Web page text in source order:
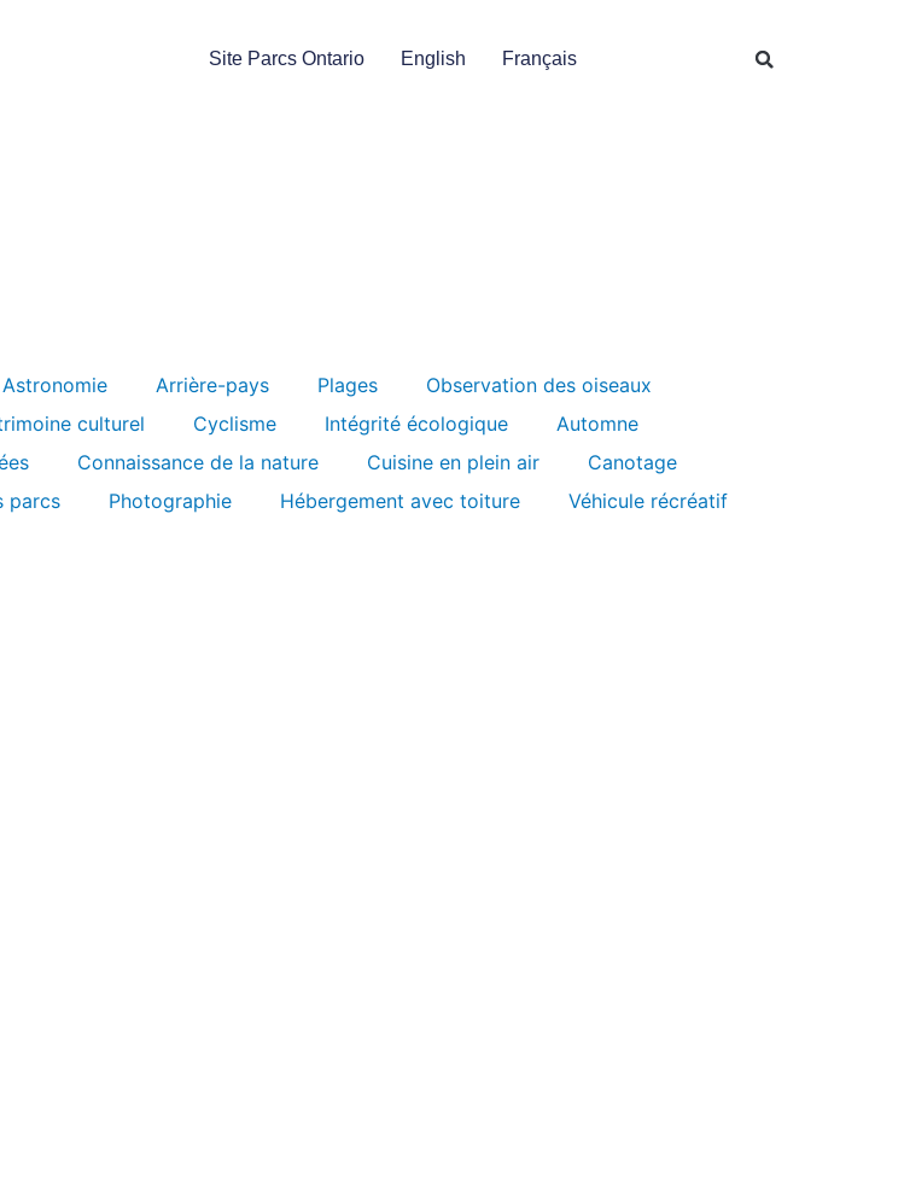
Site Parcs Ontario English Français
Astronomie Arrière-pays Plages
Observation des oiseaux
culturel Cyclisme Intégrité écologique
Automne
Connaissance de la nature Cuisine en plein air
Canotage
parcs Photographie Hébergement avec toiture
Véhicule récréatif